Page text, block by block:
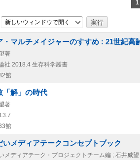
1
新しいウィンドウで開く
・マルチメイジャーのすすめ : 21世紀高
著
社 2018.4 生存科学叢書
館
「解」の時代
著
館
いメディアテークコンセプトブック
メディアテーク・プロジェクトチーム編 ; 石井威望